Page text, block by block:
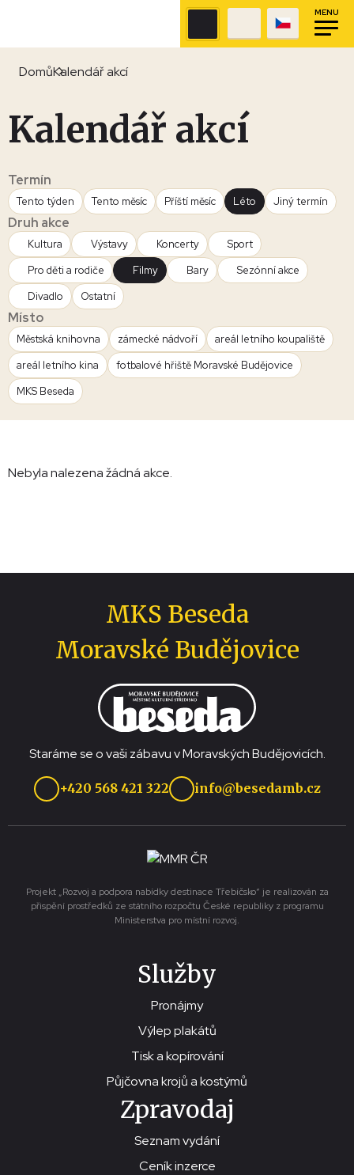
MENU
DomůKalendář akcí
Kalendář akcí
Termín
Tento týden Tento měsíc Příští měsíc Léto Jiný termín
Druh akce
Kultura Výstavy Koncerty
Sport
Pro děti a rodiče
Filmy Bary
Sezónní akce
Divadlo
Ostatní
Místo
Městská knihovna zámecké nádvoří
areál letního koupaliště
areál letního kina
fotbalové hřiště Moravské Budějovice
MKS Beseda
Nebyla nalezena žádná akce.
MKS Beseda
Moravské Budějovice
Staráme se o vaši zábavu v Moravských Budějovicích.
+420 568 421 322 info@besedamb.cz
Projekt „Rozvoj a podpora nabídky destinace Třebíčsko“ je realizován za
přispění prostředků ze státního rozpočtu České republiky z programu
Ministerstva pro místní rozvoj.
Služby
Pronájmy
Výlep plakátů
Tisk a kopírování
Půjčovna krojů a kostýmů
Zpravodaj
Seznam vydání
Ceník inzerce